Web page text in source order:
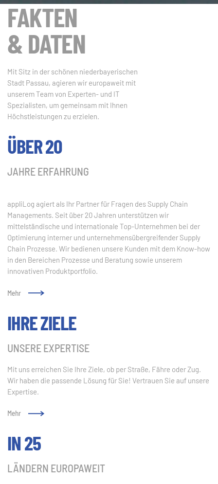
FAKTEN
& DATEN
Mit Sitz in der schönen niederbayerischen
Stadt Passau, agieren wir europaweit mit
unserem Team von Experten- und IT
Spezialisten, um gemeinsam mit Ihnen
Höchstleistungen zu erzielen.
ÜBER 20
JAHRE ERFAHRUNG
appliLog agiert als Ihr Partner für Fragen des Supply Chain
Managements. Seit über 20 Jahren unterstützen wir
mittelständische und internationale Top-Unternehmen bei der
Optimierung interner und unternehmensübergreifender Supply
Chain Prozesse. Wir bedienen unsere Kunden mit dem Know-how
in den Bereichen Prozesse und Beratung sowie unserem
innovativen Produktportfolio.
Mehr
IHRE ZIELE
UNSERE EXPERTISE
Mit uns erreichen Sie Ihre Ziele, ob per Straße, Fähre oder Zug.
Wir haben die passende Lösung für Sie! Vertrauen Sie auf unsere
Expertise.
Mehr
IN 25
LÄNDERN EUROPAWEIT